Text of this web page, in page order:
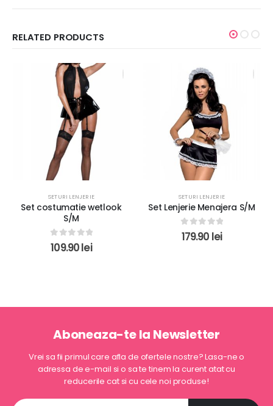
RELATED PRODUCTS
SETURI LENJERIE
Set Lenjerie Menajera S/M
0out of 5
179.90lei
SETURI LENJERIE
Set Lenjerie Sexy Heartina
Rosu S/M
Aboneaza-te la Newsletter
Vrei sa fii primul care afla de ofertele nostre? Lasa-ne o
adressa de e-mail si o sa te tinem la curent atat cu
reducerile cat si cu cele noi produse!